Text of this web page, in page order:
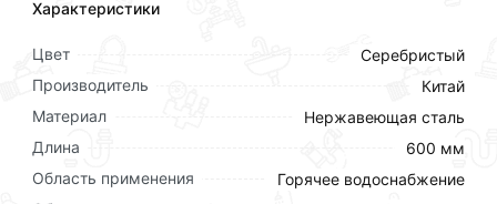
Характеристики
Цвет
Серебристый
Производитель
Китай
Материал
Нержавеющая сталь
Длина
600 мм
Область применения
Горячее водоснабжение